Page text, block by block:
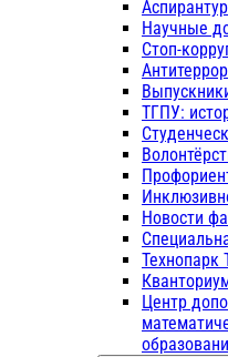
Научные
Стоп-
Антитеррор
ТГПУ:
Новости
Технопарк
Центр